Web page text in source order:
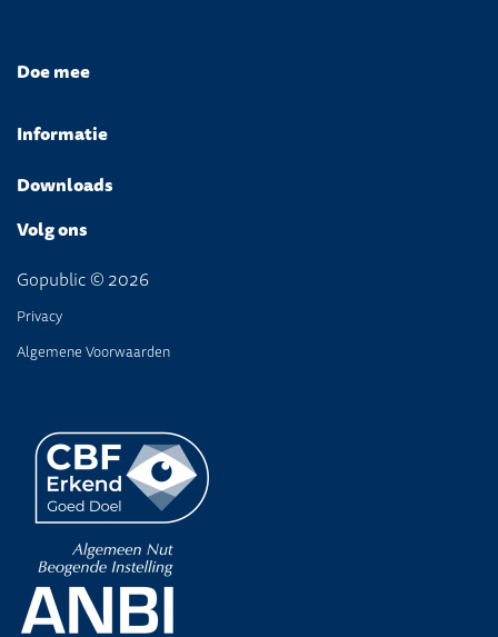
Doe mee
Informatie
Downloads
Volg ons
Gopublic © 2026
Privacy
Algemene Voorwaarden